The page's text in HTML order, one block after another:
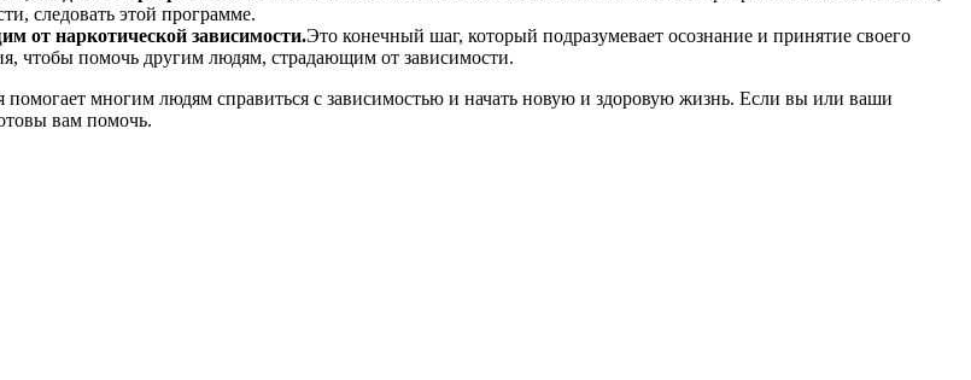
следовать этой программе.
от наркотической зависимости.Это конечный шаг, который подразумевает осознание и принятие своего
чтобы помочь другим людям, страдающим от зависимости.
помогает многим людям справиться с зависимостью и начать новую и здоровую жизнь. Если вы или ваши
вам помочь.